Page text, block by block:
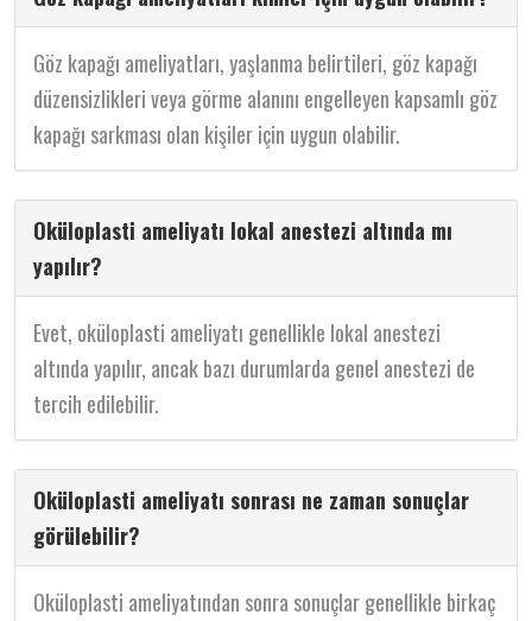
Göz kapağı ameliyatları, yaşlanma belirtileri, göz kapağı
düzensizlikleri veya görme alanını engelleyen kapsamlı göz
kapağı sarkması olan kişiler için uygun olabilir.
Oküloplasti ameliyatı lokal anestezi altında mı
yapılır?
Evet, oküloplasti ameliyatı genellikle lokal anestezi
altında yapılır, ancak bazı durumlarda genel anestezi de
tercih edilebilir.
Oküloplasti ameliyatı sonrası ne zaman sonuçlar
görülebilir?
Oküloplasti ameliyatından sonra sonuçlar genellikle birkaç